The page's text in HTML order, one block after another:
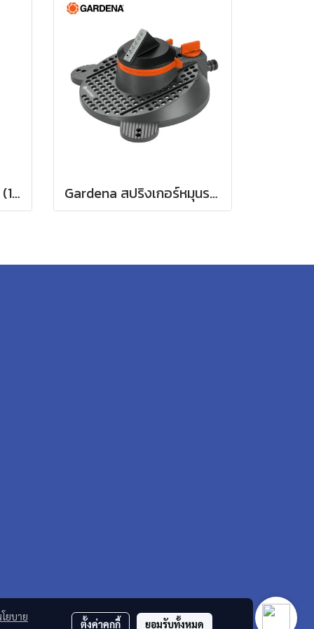
Gardena หัวพ่นน้ำฝักบัว (18330-20) Gardena สปริงเกอร์หมุนรอบแบบปรับได้ Tango (02065-20)
ยบาย
ตั้งค่าคุกกี้ ยอมรับทั้งหมด